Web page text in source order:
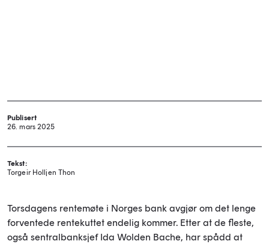
Publisert
26. mars 2025
Tekst:
Torgeir Holljen Thon
Torsdagens rentemøte i Norges bank avgjør om det lenge
forventede rentekuttet endelig kommer. Etter at de fleste,
også sentralbanksjef Ida Wolden Bache, har spådd at